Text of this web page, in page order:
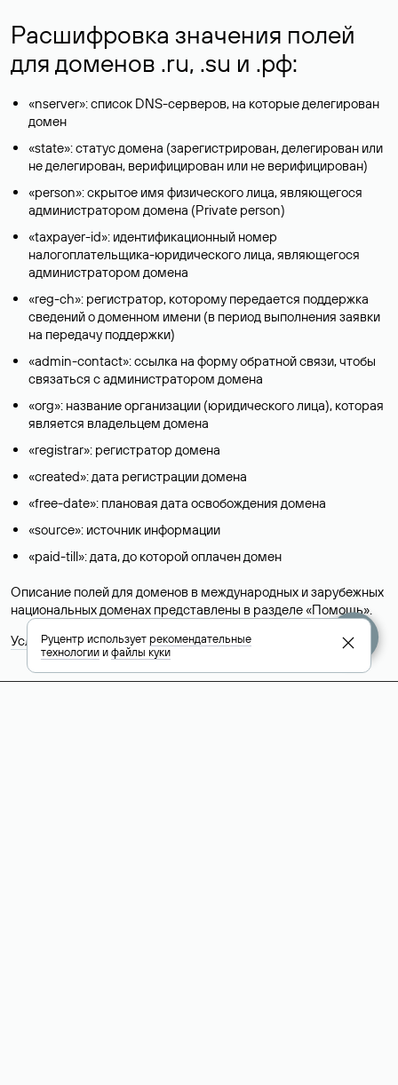
Расшифровка значения полей
для доменов .ru, .su и .рф:
«nserver»: список DNS-серверов, на которые делегирован
домен
«state»: статус домена (зарегистрирован, делегирован или
не делегирован, верифицирован или не верифицирован)
«person»: скрытое имя физического лица, являющегося
администратором домена (Privatе person)
«taxpayer-id»: идентификационный номер
налогоплательщика-юридического лица, являющегося
администратором домена
«reg-ch»: регистратор, которому передается поддержка
сведений о доменном имени (в период выполнения заявки
на передачу поддержки)
«admin-contact»: ссылка на форму обратной связи, чтобы
связаться с администратором домена
«org»: название организации (юридического лица), которая
является владельцем домена
«registrar»: регистратор домена
«created»: дата регистрации домена
«free-date»: плановая дата освобождения домена
«source»: источник информации
«paid-till»: дата, до которой оплачен домен
Описание полей для доменов в международных и зарубежных
национальных доменах представлены в разделе «Помощь».
Условия использования Whois-сервиса
Руцентр используетрекомендательные
технологииифайлы куки